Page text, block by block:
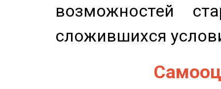
возможностей
сложившихся